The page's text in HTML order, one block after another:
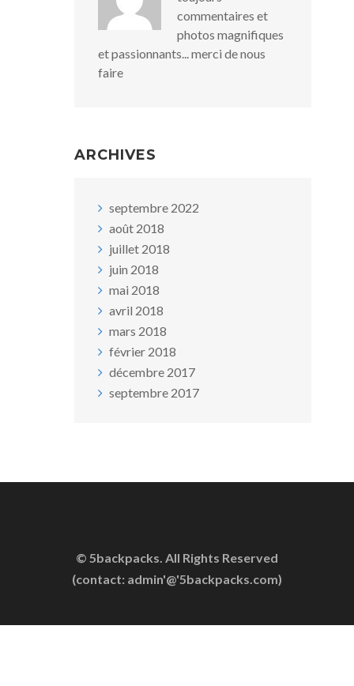
commentaires et
photos magnifiques
et passionnants... merci de nous
faire
ARCHIVES
septembre 2022
août 2018
juillet 2018
juin 2018
mai 2018
avril 2018
mars 2018
février 2018
décembre 2017
septembre 2017
© 5backpacks. All Rights Reserved
(contact: admin'@'5backpacks.com)